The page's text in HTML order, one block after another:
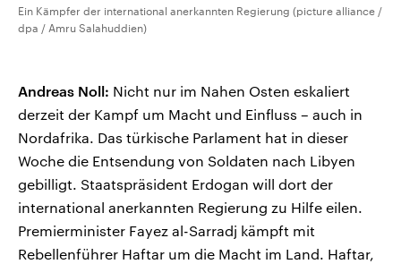
Ein Kämpfer der international anerkannten Regierung (picture alliance /
dpa / Amru Salahuddien)
Andreas Noll: Nicht nur im Nahen Osten eskaliert
derzeit der Kampf um Macht und Einfluss – auch in
Nordafrika. Das türkische Parlament hat in dieser
Woche die Entsendung von Soldaten nach Libyen
gebilligt. Staatspräsident Erdogan will dort der
international anerkannten Regierung zu Hilfe eilen.
Premierminister Fayez al-Sarradj kämpft mit
Rebellenführer Haftar um die Macht im Land. Haftar,